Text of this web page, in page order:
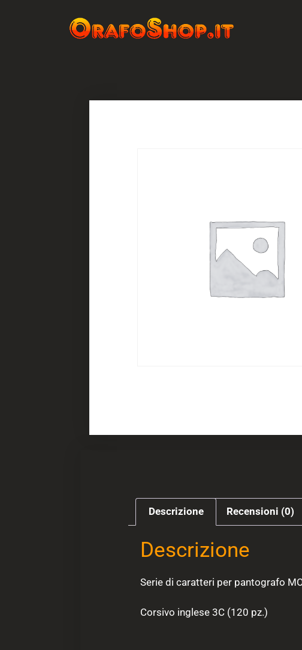
Descrizione Recensioni (0)
Descrizione
Serie di caratteri per pantografo
Corsivo inglese 3C (120 pz.)